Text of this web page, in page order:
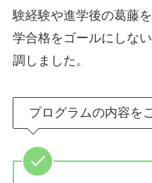
験経験や進学後の葛藤
学合格をゴールにしな
調しました。
プログラムの内容を